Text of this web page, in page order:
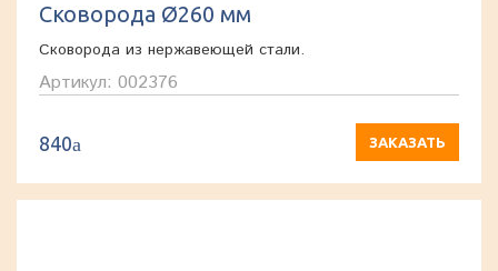
Сковорода Ø260 мм
Сковорода из нержавеющей стали.
Артикул: 002376
840a ЗАКАЗАТЬ